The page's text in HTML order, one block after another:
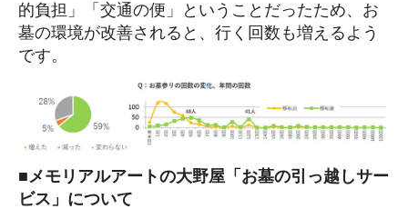
的負担」「交通の便」ということだったため、お
墓の環境が改善されると、行く回数も増えるよう
です。
■メモリアルアートの大野屋「お墓の引っ越しサー
ビス」について